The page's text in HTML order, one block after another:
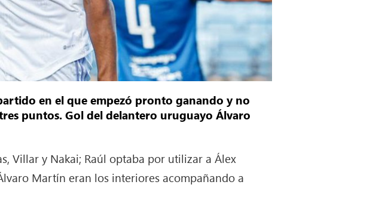
en el que empezó pronto ganando y no
puntos. Gol del delantero uruguayo Álvaro
Villar y Nakai; Raúl optaba por utilizar a Álex
Martín eran los interiores acompañando a